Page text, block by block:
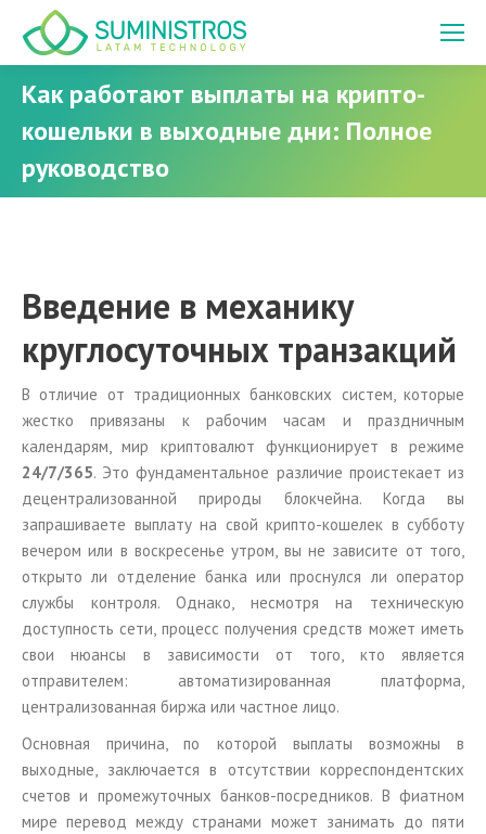
Как работают выплаты на крипто-
кошельки в выходные дни: Полное
руководство
You are here:
Введение в механику
круглосуточных транзакций
В отличие от традиционных банковских систем, которые
жестко привязаны к рабочим часам и праздничным
календарям, мир криптовалют функционирует в режиме
24/7/365. Это фундаментальное различие проистекает из
децентрализованной природы блокчейна. Когда вы
запрашиваете выплату на свой крипто-кошелек в субботу
вечером или в воскресенье утром, вы не зависите от того,
открыто ли отделение банка или проснулся ли оператор
службы контроля. Однако, несмотря на техническую
доступность сети, процесс получения средств может иметь
свои нюансы в зависимости от того, кто является
отправителем: автоматизированная платформа,
централизованная биржа или частное лицо.
Основная причина, по которой выплаты возможны в
выходные, заключается в отсутствии корреспондентских
счетов и промежуточных банков-посредников. В фиатном
мире перевод между странами может занимать до пяти